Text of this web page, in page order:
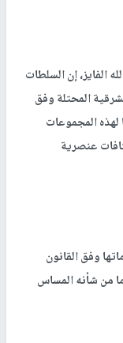
الفايز، إن السلطات
المحتلة وفق
لهذه المجموعات
عنصرية
وفق القانون
من شأنه المساس